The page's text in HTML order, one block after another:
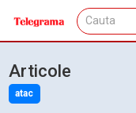
Articole
atac